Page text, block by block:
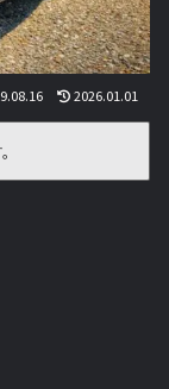
2026.01.01